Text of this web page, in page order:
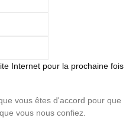
Internet pour la prochaine fois
vous êtes d'accord pour que
vous nous confiez.